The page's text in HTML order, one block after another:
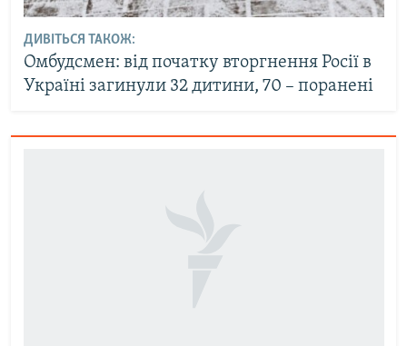
ДИВІТЬСЯ ТАКОЖ:
Омбудсмен: від початку вторгнення Росії в
Україні загинули 32 дитини, 70 – поранені